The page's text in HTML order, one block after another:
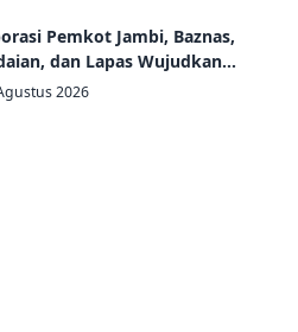
Pemkot Jambi, Baznas,
dan Lapas Wujudkan
Layak Huni bagi Warga Kurang
2026